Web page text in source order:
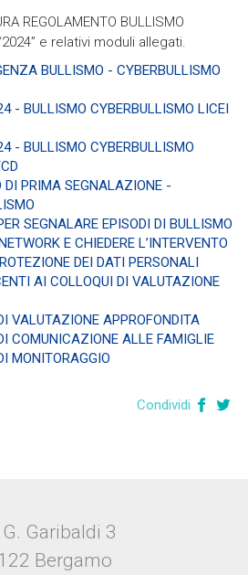
REGOLAMENTO BULLISMO
e relativi moduli allegati.
BULLISMO - CYBERBULLISMO
- BULLISMO CYBERBULLISMO LICEI
- BULLISMO CYBERBULLISMO
PRIMA SEGNALAZIONE -
SEGNALARE EPISODI DI BULLISMO
E CHIEDERE L’INTERVENTO
DEI DATI PERSONALI
AI COLLOQUI DI VALUTAZIONE
VALUTAZIONE APPROFONDITA
COMUNICAZIONE ALLE FAMIGLIE
MONITORAGGIO
Condividi
Garibaldi 3
Bergamo